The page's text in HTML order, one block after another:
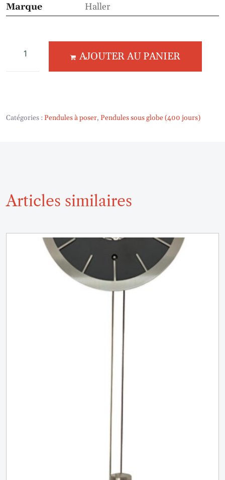
Marque
Haller
AJOUTER AU PANIER
Catégories :Pendules à poser, Pendules sous globe (400 jours)
Articles similaires